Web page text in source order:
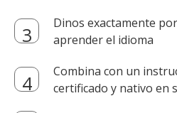
Dinos exactamente
aprender el idioma
Combina con un
certificado y nativo en